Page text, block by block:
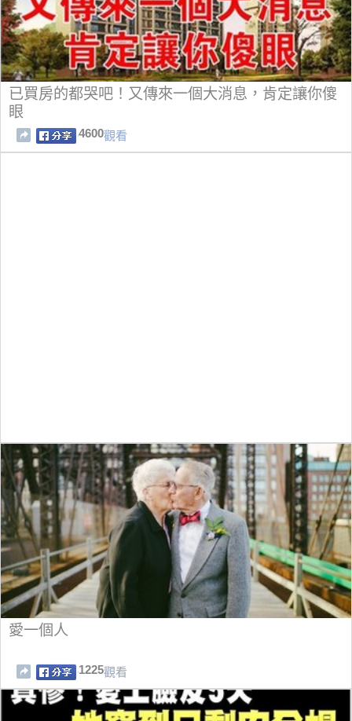
已買房的都哭吧！又傳來一個大消息，肯定讓你傻
眼
4600觀看
愛一個人
1225觀看